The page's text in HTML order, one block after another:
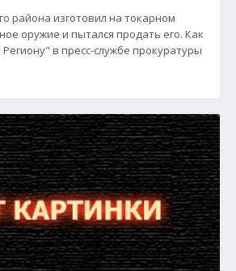
района изготовил на токарном
оружие и пытался продать его. Как
в пресс-службе прокуратуры